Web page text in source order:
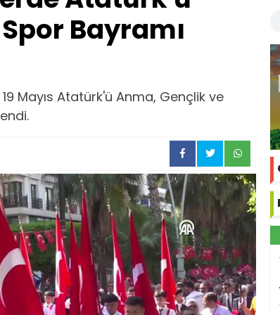
Bayramı
Mayıs Atatürk'ü Anma, Gençlik ve